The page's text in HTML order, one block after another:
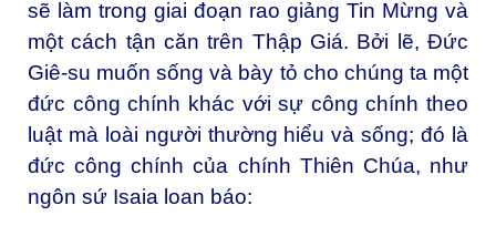
sẽ làm trong giai đoạn rao giảng Tin Mừng và
một cách tận căn trên Thập Giá. Bởi lẽ, Đức
Giê-su muốn sống và bày tỏ cho chúng ta một
đức công chính khác với sự công chính theo
luật mà loài người thường hiểu và sống; đó là
đức công chính của chính Thiên Chúa, như
ngôn sứ Isaia loan báo: